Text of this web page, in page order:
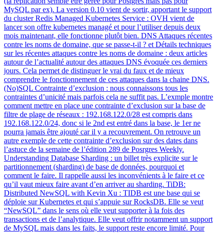
MySQL par ex). La version 0.10 vient de sortir, apportant le support
du cluster Redis Managed Kubernetes Service : OVH vient de
lancer son offre kubernetes managé et pour l’utiliser depuis deux
mois maintenant, elle fonctionne plutôt bien. DNS Attaques récentes
contre les noms de domaine, que se passe-t-il ? et Détails techniques
sur les récentes attaques contre les noms de domaine : deux articles
autour de l’actualité autour des attaques DNS évoquée ces derniers
jours. Cela permet de distinguer le vrai du faux et de mieux
comprendre le fonctionnement de ces attaques dans la chaine DNS.
(No)SQL Contrainte d’exclusion : nous connaissons tous les
contraintes d’unicité mais parfois cela ne suffit pas. L’exmple montre
comment mettre en place une contrainte d’exclusion sur la base de
filtre de plage de réseaux : 192.168.122.0/28 est compris dans
192.168.122.0/24, donc si le 2nd est entré dans la base, le 1er ne
pourra jamais être ajouté car il y a recouvrement. On retrouve un
autre exemple de cette contrainte d’exclusion sur des dates dans
l’astuce de la semaine de l’édition 289 de Posrgres Weekly.
Understanding Database Sharding : un billet très explicite sur le
partitionnement (sharding) de base de données, pourquoi et
comment le faire. Il rappelle aussi les inconvénients à le faire et ce
qu’il vaut mieux faire avant d’en arriver au sharding. TiDB:
Distributed NewSQL with Kevin Xu : TIDB est une base qui se
déploie sur Kubernetes et qui s’appuie sur RocksDB. Elle se veut
“NewSQL” dans le sens où elle veut supporter à la fois des
transactions et de l’analytique. Elle veut offrir notamment un support
de MySQL mais dans les faits, le support reste encore limité. Pour